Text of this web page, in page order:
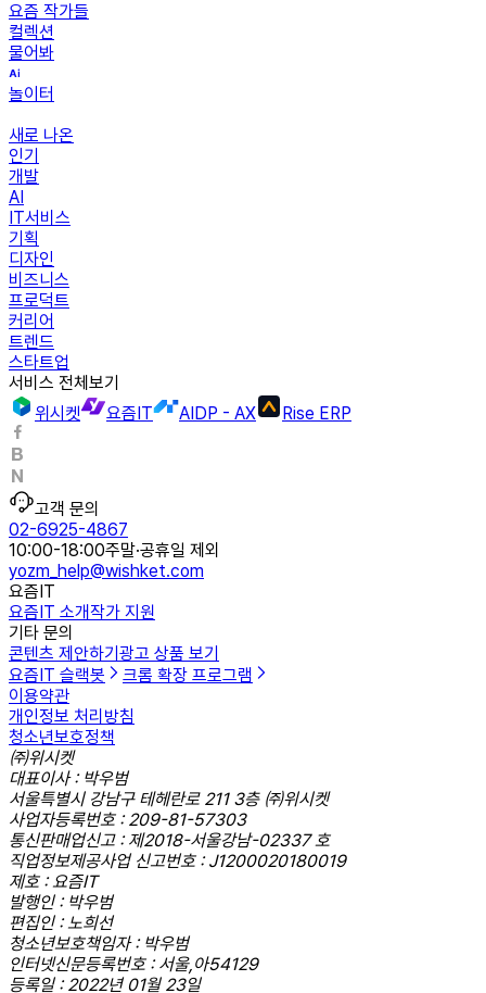
요즘 작가들
컬렉션
물어봐
놀이터
새로 나온
인기
개발
AI
IT서비스
기획
디자인
비즈니스
프로덕트
커리어
트렌드
스타트업
서비스 전체보기
위시켓
요즘IT AIDP - AX Rise ERP
고객 문의
02-6925-4867
10:00-18:00주말·공휴일 제외
yozm_help@wishket.com
요즘IT
요즘IT 소개작가 지원
기타 문의
콘텐츠 제안하기광고 상품 보기
요즘IT 슬랙봇
크롬 확장 프로그램
이용약관
개인정보 처리방침
청소년보호정책
㈜위시켓
대표이사 : 박우범
서울특별시 강남구 테헤란로 211 3층 ㈜위시켓
사업자등록번호 : 209-81-57303
통신판매업신고 : 제2018-서울강남-02337 호
직업정보제공사업 신고번호 : J1200020180019
제호 : 요즘IT
발행인 : 박우범
편집인 : 노희선
청소년보호책임자 : 박우범
인터넷신문등록번호 : 서울,아54129
등록일 : 2022년 01월 23일